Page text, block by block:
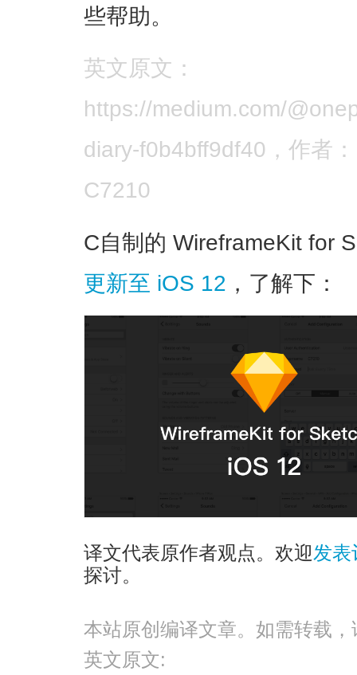
些帮助。
英文原文：
https://medium.com/
diary-f0b4bff9df40，作者
C7210
C自制的 WireframeKit for
更新至 iOS 12 ，了解下：
译文代表原作者观点。欢迎发表
探讨。
本站原创编译文章。如需转载
英文原文: